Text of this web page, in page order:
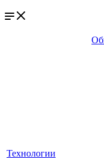
Технологии